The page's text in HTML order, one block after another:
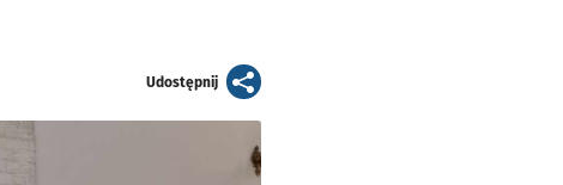
Udostępnijartykuł